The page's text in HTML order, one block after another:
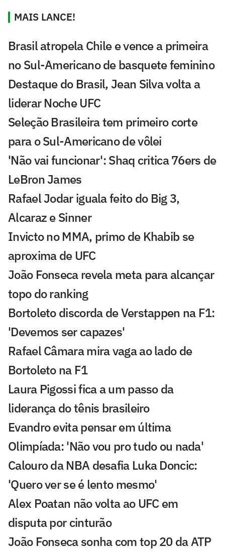
MAIS LANCE!
Brasil atropela Chile e vence a primeira
no Sul-Americano de basquete feminino
Destaque do Brasil, Jean Silva volta a
liderar Noche UFC
Seleção Brasileira tem primeiro corte
para o Sul-Americano de vôlei
'Não vai funcionar': Shaq critica 76ers de
LeBron James
Rafael Jodar iguala feito do Big 3,
Alcaraz e Sinner
Invicto no MMA, primo de Khabib se
aproxima de UFC
João Fonseca revela meta para alcançar
topo do ranking
Bortoleto discorda de Verstappen na F1:
'Devemos ser capazes'
Rafael Câmara mira vaga ao lado de
Bortoleto na F1
Laura Pigossi fica a um passo da
liderança do tênis brasileiro
Evandro evita pensar em última
Olimpíada: 'Não vou pro tudo ou nada'
Calouro da NBA desafia Luka Doncic:
'Quero ver se é lento mesmo'
Alex Poatan não volta ao UFC em
disputa por cinturão
João Fonseca sonha com top 20 da ATP